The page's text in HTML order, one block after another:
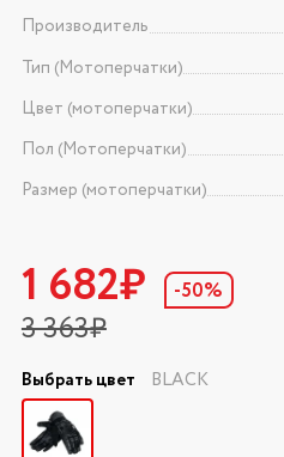
Производитель
Тип (Мотоперчатки)
Цвет (мотоперчатки)
Пол (Мотоперчатки)
Размер (мотоперчатки)
1 682₽
3 363₽
-50%
Выбрать цвет BLACK